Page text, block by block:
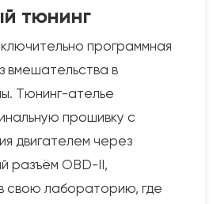
тюнинг
программная
вмешательства в
Тюнинг-ателье
прошивку с
двигателем через
разъём OBD-II,
свою лабораторию, где